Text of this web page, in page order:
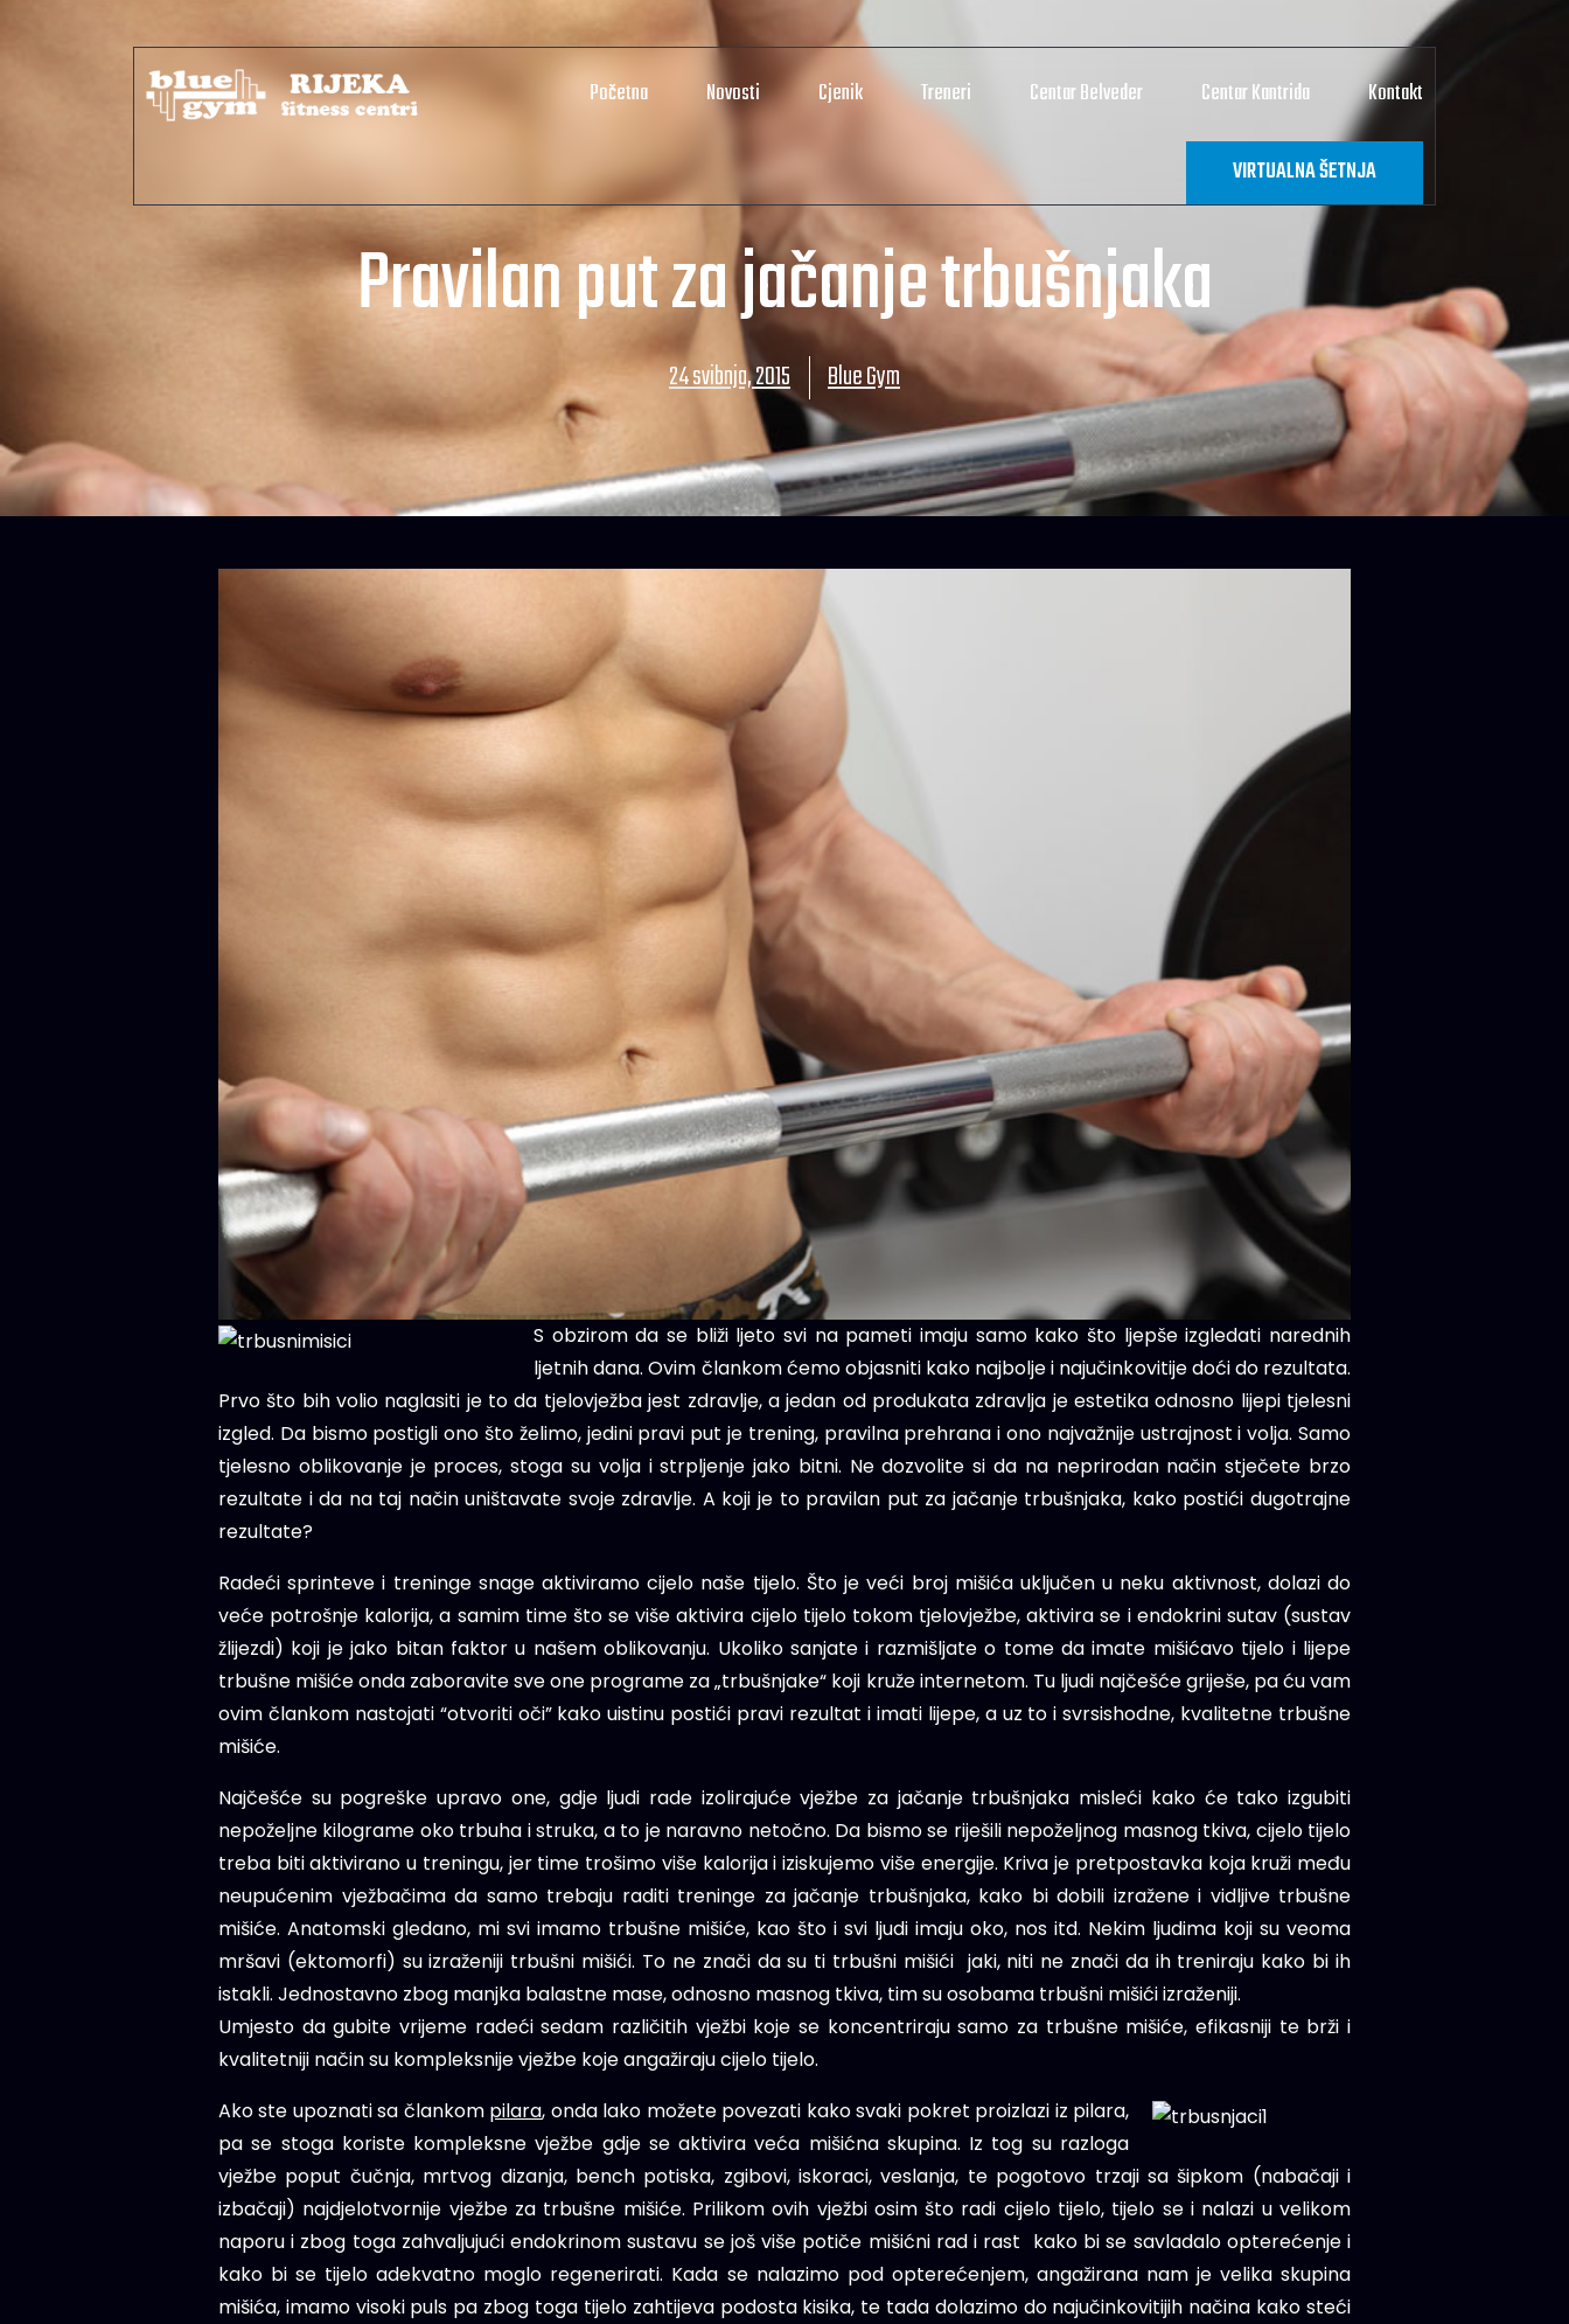
Početna Novosti Cjenik Treneri Centar Belveder Centar Kantrida Kontakt
VIRTUALNA ŠETNJA
Pravilan put za jačanje trbušnjaka
24 svibnja, 2015 Blue Gym
S obzirom da se bliži ljeto svi na pameti imaju samo kako što ljepše izgledati narednih
ljetnih dana. Ovim člankom ćemo objasniti kako najbolje i najučinkovitije doći do rezultata.
Prvo što bih volio naglasiti je to da tjelovježba jest zdravlje, a jedan od produkata zdravlja je estetika odnosno lijepi tjelesni
izgled. Da bismo postigli ono što želimo, jedini pravi put je trening, pravilna prehrana i ono najvažnije ustrajnost i volja. Samo
tjelesno oblikovanje je proces, stoga su volja i strpljenje jako bitni. Ne dozvolite si da na neprirodan način stječete brzo
rezultate i da na taj način uništavate svoje zdravlje. A koji je to pravilan put za jačanje trbušnjaka, kako postići dugotrajne
rezultate?
Radeći sprinteve i treninge snage aktiviramo cijelo naše tijelo. Što je veći broj mišića uključen u neku aktivnost, dolazi do
veće potrošnje kalorija, a samim time što se više aktivira cijelo tijelo tokom tjelovježbe, aktivira se i endokrini sutav (sustav
žlijezdi) koji je jako bitan faktor u našem oblikovanju. Ukoliko sanjate i razmišljate o tome da imate mišićavo tijelo i lijepe
trbušne mišiće onda zaboravite sve one programe za „trbušnjake“ koji kruže internetom. Tu ljudi najčešće griješe, pa ću vam
ovim člankom nastojati “otvoriti oči” kako uistinu postići pravi rezultat i imati lijepe, a uz to i svrsishodne, kvalitetne trbušne
mišiće.
Najčešće su pogreške upravo one, gdje ljudi rade izolirajuće vježbe za jačanje trbušnjaka misleći kako će tako izgubiti
nepoželjne kilograme oko trbuha i struka, a to je naravno netočno. Da bismo se riješili nepoželjnog masnog tkiva, cijelo tijelo
treba biti aktivirano u treningu, jer time trošimo više kalorija i iziskujemo više energije. Kriva je pretpostavka koja kruži među
neupućenim vježbačima da samo trebaju raditi treninge za jačanje trbušnjaka, kako bi dobili izražene i vidljive trbušne
mišiće. Anatomski gledano, mi svi imamo trbušne mišiće, kao što i svi ljudi imaju oko, nos itd. Nekim ljudima koji su veoma
mršavi (ektomorfi) su izraženiji trbušni mišići. To ne znači da su ti trbušni mišići jaki, niti ne znači da ih treniraju kako bi ih
istakli. Jednostavno zbog manjka balastne mase, odnosno masnog tkiva, tim su osobama trbušni mišići izraženiji.
Umjesto da gubite vrijeme radeći sedam različitih vježbi koje se koncentriraju samo za trbušne mišiće, efikasniji te brži i
kvalitetniji način su kompleksnije vježbe koje angažiraju cijelo tijelo.
Ako ste upoznati sa člankom pilara, onda lako možete povezati kako svaki pokret proizlazi iz pilara,
pa se stoga koriste kompleksne vježbe gdje se aktivira veća mišićna skupina. Iz tog su razloga
vježbe poput čučnja, mrtvog dizanja, bench potiska, zgibovi, iskoraci, veslanja, te pogotovo trzaji sa šipkom (nabačaji i
izbačaji) najdjelotvornije vježbe za trbušne mišiće. Prilikom ovih vježbi osim što radi cijelo tijelo, tijelo se i nalazi u velikom
naporu i zbog toga zahvaljujući endokrinom sustavu se još više potiče mišićni rad i rast kako bi se savladalo opterećenje i
kako bi se tijelo adekvatno moglo regenerirati. Kada se nalazimo pod opterećenjem, angažirana nam je velika skupina
mišića, imamo visoki puls pa zbog toga tijelo zahtijeva podosta kisika, te tada dolazimo do najučinkovitijih načina kako steći